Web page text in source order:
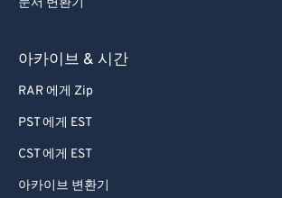
문서 변환기
아카이브 & 시간
RAR 에게 Zip
PST 에게 EST
CST 에게 EST
아카이브 변환기